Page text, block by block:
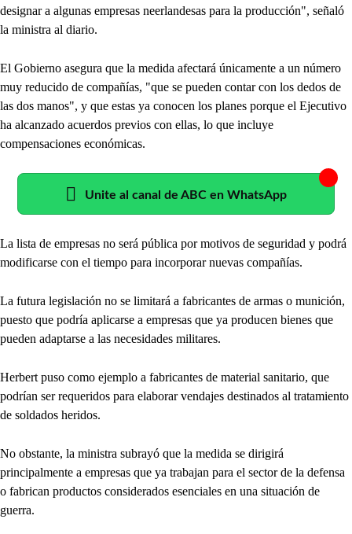
designar a algunas empresas neerlandesas para la producción", señaló
la ministra al diario.
El Gobierno asegura que la medida afectará únicamente a un número
muy reducido de compañías, "que se pueden contar con los dedos de
las dos manos", y que estas ya conocen los planes porque el Ejecutivo
ha alcanzado acuerdos previos con ellas, lo que incluye
compensaciones económicas.
Unite al canal de ABC en WhatsApp
La lista de empresas no será pública por motivos de seguridad y podrá
modificarse con el tiempo para incorporar nuevas compañías.
La futura legislación no se limitará a fabricantes de armas o munición,
puesto que podría aplicarse a empresas que ya producen bienes que
pueden adaptarse a las necesidades militares.
Herbert puso como ejemplo a fabricantes de material sanitario, que
podrían ser requeridos para elaborar vendajes destinados al tratamiento
de soldados heridos.
No obstante, la ministra subrayó que la medida se dirigirá
principalmente a empresas que ya trabajan para el sector de la defensa
o fabrican productos considerados esenciales en una situación de
guerra.